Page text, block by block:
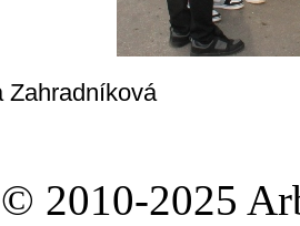
Zahradníková
2010-2025